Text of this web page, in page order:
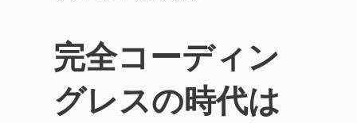
完全コーディン
グレスの時代は